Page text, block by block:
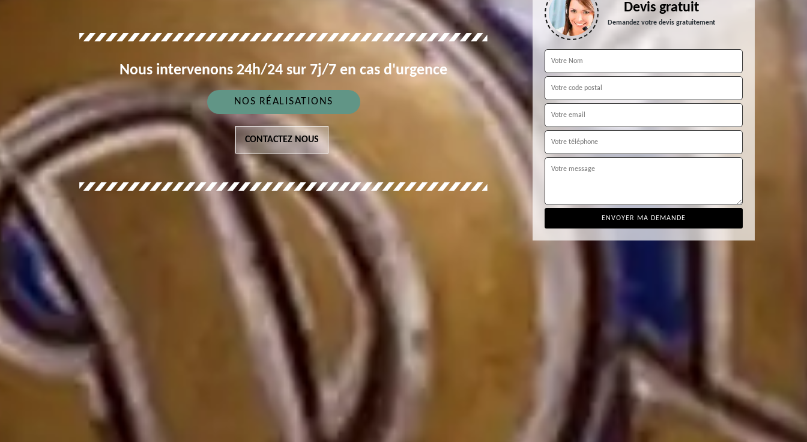
Nous intervenons 24h/24 sur 7j/7 en cas d'urgence
NOS RÉALISATIONS
CONTACTEZ NOUS
Devis gratuit
Demandez votre devis gratuitement